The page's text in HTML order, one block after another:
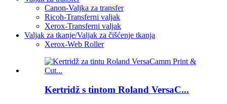
Canon-Valjka za transfer
Ricoh-Transferni valjak
Xerox-Transferni valjak
Valjak za tkanje/Valjak za čišćenje tkanja
Xerox-Web Roller
Kertridž s tintom Roland VersaC...